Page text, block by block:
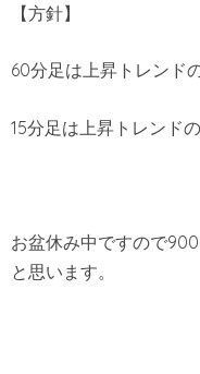
【方針】
60分足は上昇トレンド
15分足は上昇トレンド
お盆休み中ですので
と思います。